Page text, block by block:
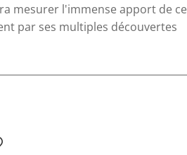
mesurer l'immense apport de ce
par ses multiples découvertes